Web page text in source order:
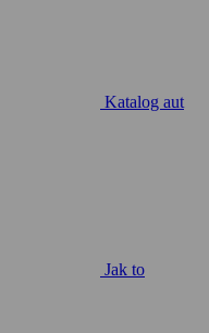
Katalog aut
Jak to